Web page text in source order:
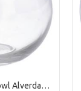
A. pigeon Glass bowl Alverda1 clear